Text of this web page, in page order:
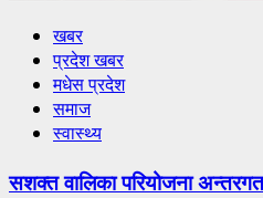
खबर
प्रदेश खबर
मधेस प्रदेश
समाज
स्वास्थ्य
सशक्त वालिका परियोजना